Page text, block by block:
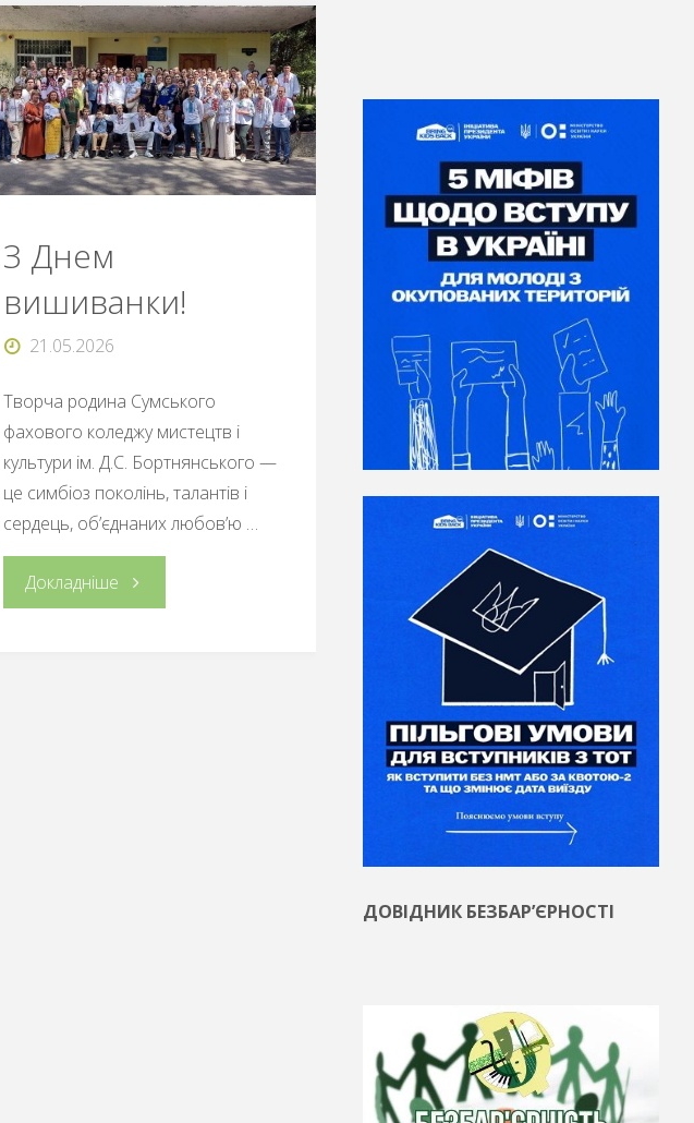
З Днем
вишиванки!
21.05.2026
Творча родина Сумського
фахового коледжу мистецтв і
культури ім. Д.С. Бортнянського —
це симбіоз поколінь, талантів і
сердець, об’єднаних любов’ю …
Докладніше"З
ДОВІДНИК БЕЗБАР’ЄРНОСТІ